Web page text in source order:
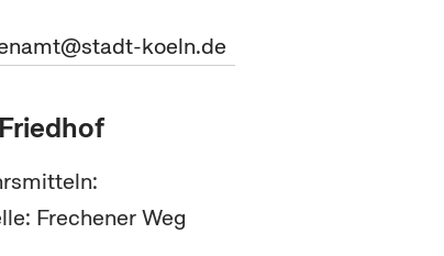
koeln.de
Frechener Weg